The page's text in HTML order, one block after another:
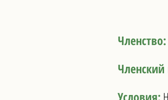
Членство:
Членский